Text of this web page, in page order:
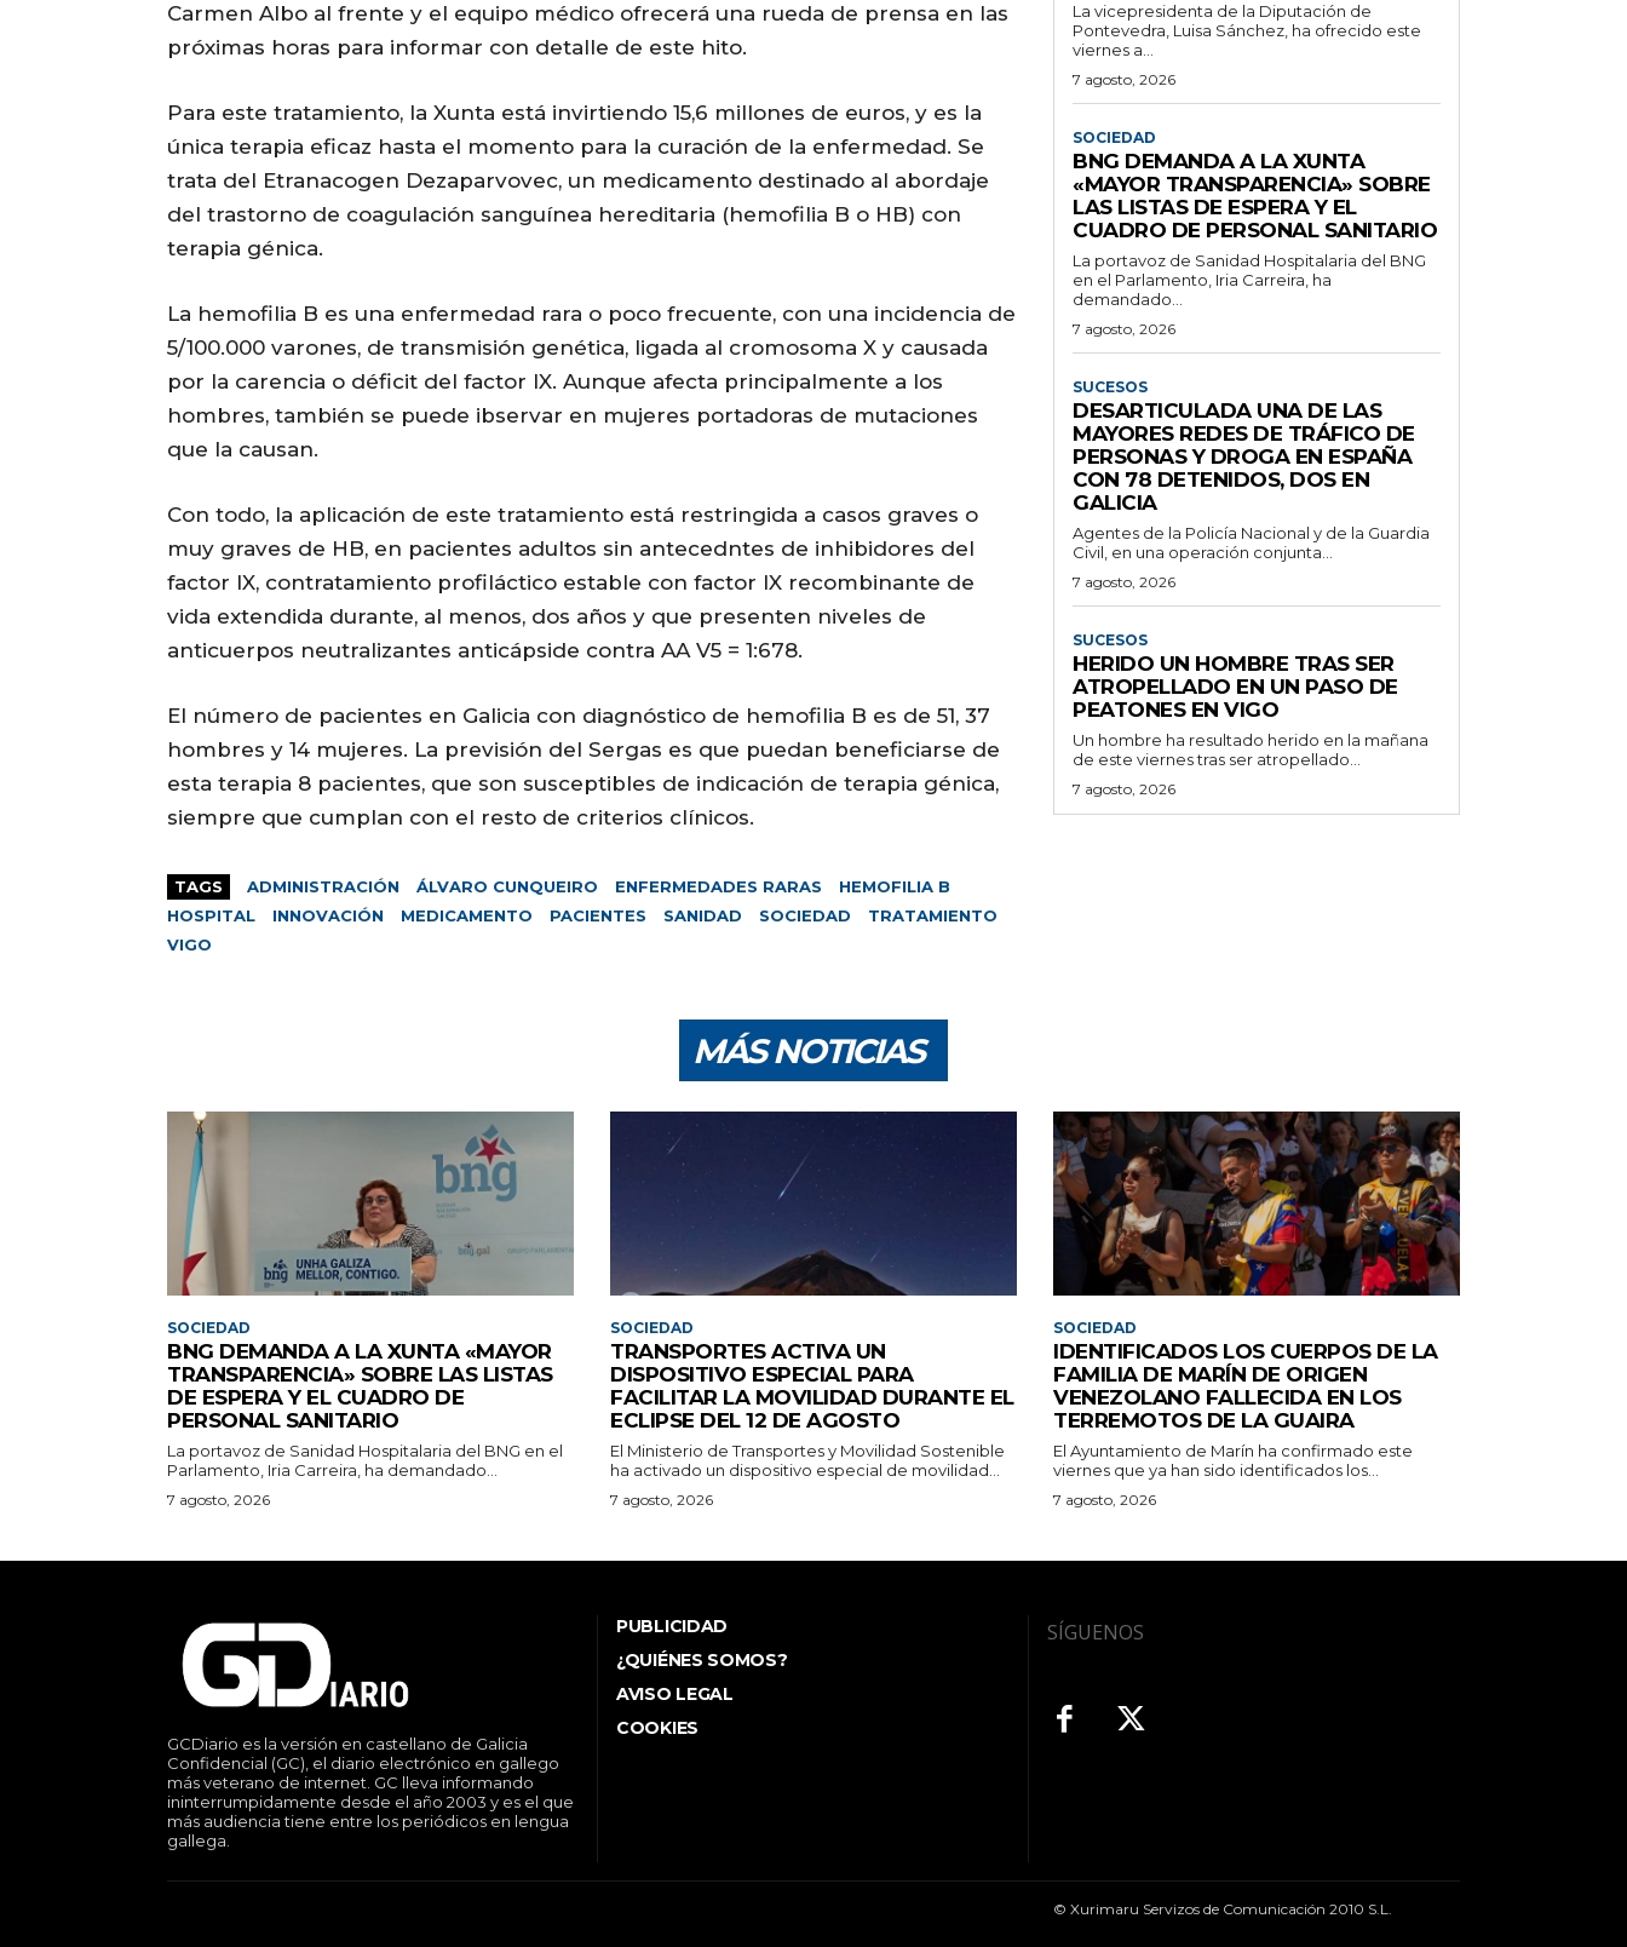
Carmen Albo al frente y el equipo médico ofrecerá una rueda de prensa en las
próximas horas para informar con detalle de este hito.
Para este tratamiento, la Xunta está invirtiendo 15,6 millones de euros, y es la
única terapia eficaz hasta el momento para la curación de la enfermedad. Se
trata del Etranacogen Dezaparvovec, un medicamento destinado al abordaje
del trastorno de coagulación sanguínea hereditaria (hemofilia B o HB) con
terapia génica.
La hemofilia B es una enfermedad rara o poco frecuente, con una incidencia de
5/100.000 varones, de transmisión genética, ligada al cromosoma X y causada
por la carencia o déficit del factor IX. Aunque afecta principalmente a los
hombres, también se puede ibservar en mujeres portadoras de mutaciones
que la causan.
Con todo, la aplicación de este tratamiento está restringida a casos graves o
muy graves de HB, en pacientes adultos sin antecedntes de inhibidores del
factor IX, contratamiento profiláctico estable con factor IX recombinante de
vida extendida durante, al menos, dos años y que presenten niveles de
anticuerpos neutralizantes anticápside contra AA V5 = 1:678.
El número de pacientes en Galicia con diagnóstico de hemofilia B es de 51, 37
hombres y 14 mujeres. La previsión del Sergas es que puedan beneficiarse de
esta terapia 8 pacientes, que son susceptibles de indicación de terapia génica,
siempre que cumplan con el resto de criterios clínicos.
TAGS ADMINISTRACIÓN ÁLVARO CUNQUEIRO ENFERMEDADES RARAS
HEMOFILIA B
HOSPITAL
INNOVACIÓN MEDICAMENTO PACIENTES SANIDAD SOCIEDAD
TRATAMIENTO
VIGO
La vicepresidenta de la Diputación de
Pontevedra, Luisa Sánchez, ha ofrecido este
viernes a...
7 agosto, 2026
SOCIEDAD
BNG DEMANDA A LA XUNTA
«MAYOR TRANSPARENCIA» SOBRE
LAS LISTAS DE ESPERA Y EL
CUADRO DE PERSONAL SANITARIO
La portavoz de Sanidad Hospitalaria del BNG
en el Parlamento, Iria Carreira, ha
demandado...
7 agosto, 2026
SUCESOS
DESARTICULADA UNA DE LAS
MAYORES REDES DE TRÁFICO DE
PERSONAS Y DROGA EN ESPAÑA
CON 78 DETENIDOS, DOS EN
GALICIA
Agentes de la Policía Nacional y de la Guardia
Civil, en una operación conjunta...
7 agosto, 2026
SUCESOS
HERIDO UN HOMBRE TRAS SER
ATROPELLADO EN UN PASO DE
PEATONES EN VIGO
Un hombre ha resultado herido en la mañana
de este viernes tras ser atropellado...
7 agosto, 2026
MÁS NOTICIAS
SOCIEDAD
BNG DEMANDA A LA XUNTA «MAYOR
TRANSPARENCIA» SOBRE LAS LISTAS
DE ESPERA Y EL CUADRO DE
PERSONAL SANITARIO
La portavoz de Sanidad Hospitalaria del BNG en el
Parlamento, Iria Carreira, ha demandado...
7 agosto, 2026
SOCIEDAD
TRANSPORTES ACTIVA UN
DISPOSITIVO ESPECIAL PARA
FACILITAR LA MOVILIDAD DURANTE EL
ECLIPSE DEL 12 DE AGOSTO
El Ministerio de Transportes y Movilidad Sostenible
ha activado un dispositivo especial de movilidad...
7 agosto, 2026
SOCIEDAD
IDENTIFICADOS LOS CUERPOS DE LA
FAMILIA DE MARÍN DE ORIGEN
VENEZOLANO FALLECIDA EN LOS
TERREMOTOS DE LA GUAIRA
El Ayuntamiento de Marín ha confirmado este
viernes que ya han sido identificados los...
7 agosto, 2026
GCDiario es la versión en castellano de Galicia
Confidencial (GC), el diario electrónico en gallego
más veterano de internet. GC lleva informando
ininterrumpidamente desde el año 2003 y es el que
más audiencia tiene entre los periódicos en lengua
gallega.
PUBLICIDAD
¿QUIÉNES SOMOS?
AVISO LEGAL
COOKIES
SÍGUENOS
© Xurimaru Servizos de Comunicación 2010 S.L.